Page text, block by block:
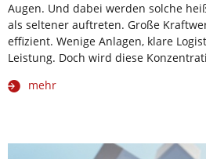
Augen. Und dabei werden solche
als seltener auftreten. Große
effizient. Wenige Anlagen, klare
Leistung. Doch wird diese
mehr